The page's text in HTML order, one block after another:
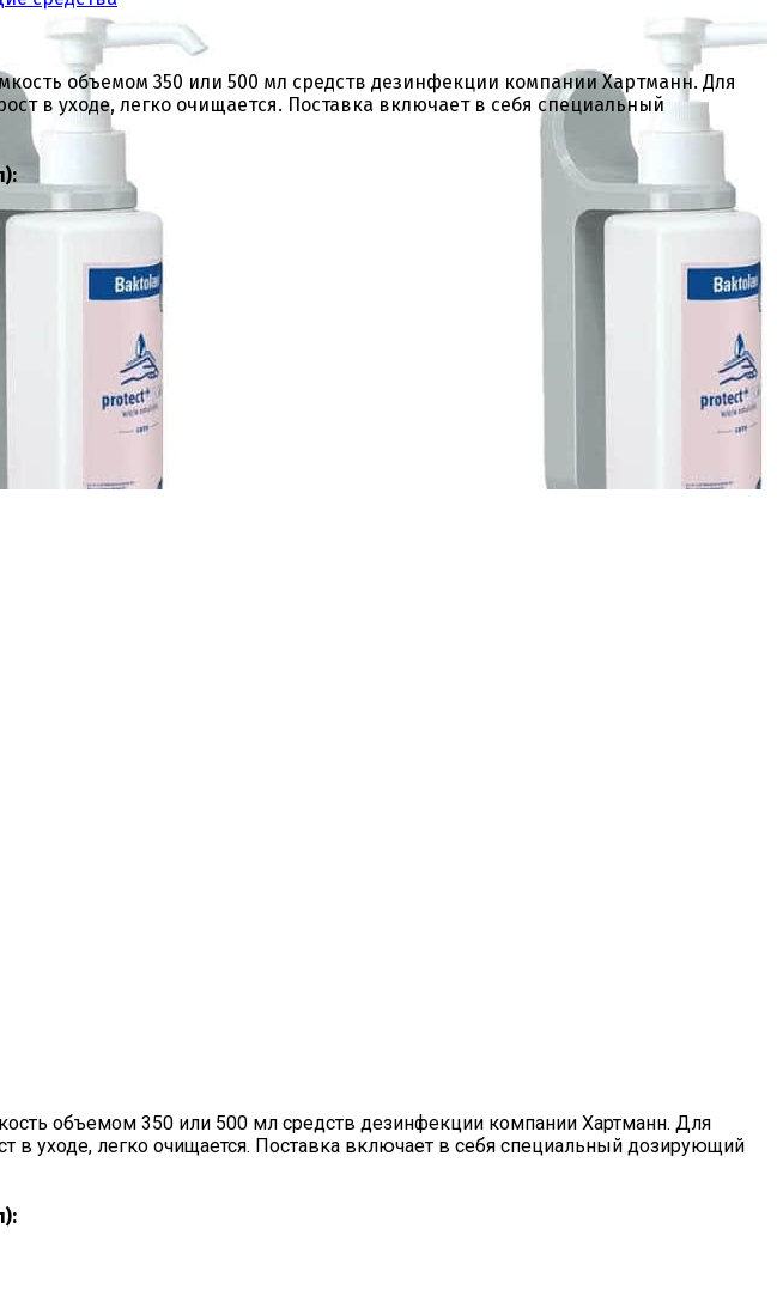
объемом 350 или 500 мл средств дезинфекции компании Хартманн. Для
в уходе, легко очищается. Поставка включает в себя специальный
объемом 350 или 500 мл средств дезинфекции компании Хартманн. Для
уходе, легко очищается. Поставка включает в себя специальный дозирующий